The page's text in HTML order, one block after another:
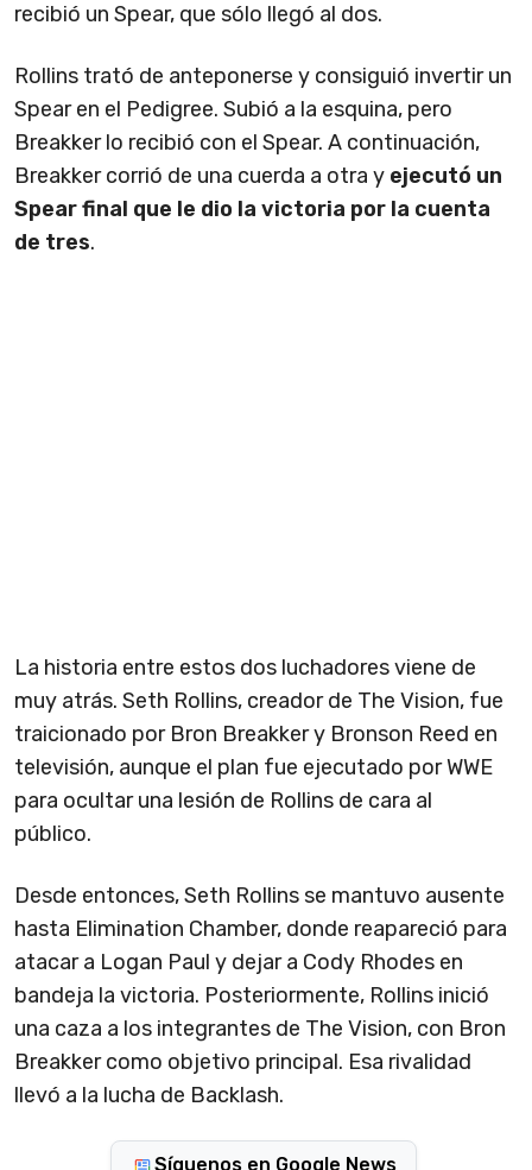
recibió un Spear, que sólo llegó al dos.
Rollins trató de anteponerse y consiguió invertir un
Spear en el Pedigree. Subió a la esquina, pero
Breakker lo recibió con el Spear. A continuación,
Breakker corrió de una cuerda a otra y ejecutó un
Spear final que le dio la victoria por la cuenta
de tres.
La historia entre estos dos luchadores viene de
muy atrás. Seth Rollins, creador de The Vision, fue
traicionado por Bron Breakker y Bronson Reed en
televisión, aunque el plan fue ejecutado por WWE
para ocultar una lesión de Rollins de cara al
público.
Desde entonces, Seth Rollins se mantuvo ausente
hasta Elimination Chamber, donde reapareció para
atacar a Logan Paul y dejar a Cody Rhodes en
bandeja la victoria. Posteriormente, Rollins inició
una caza a los integrantes de The Vision, con Bron
Breakker como objetivo principal. Esa rivalidad
llevó a la lucha de Backlash.
Síguenos en Google News